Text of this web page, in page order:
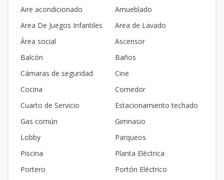
Aire acondicionado
Amueblado
Area De Juegos Infantiles
Area de Lavado
Área social
Ascensor
Balcón
Baños
Cámaras de seguridad
Cine
Cocina
Comedor
Cuarto de Servicio
Estacionamiento techado
Gas común
Gimnasio
Lobby
Parqueos
Piscina
Planta Eléctrica
Portero
Portón Eléctrico